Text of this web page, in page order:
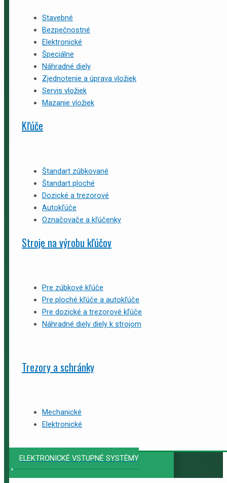
Stavebné
Bezpečnostné
Elektronické
Špeciálne
Náhradné diely
Zjednotenie a úprava vložiek
Servis vložiek
Mazanie vložiek
Kľúče
Štandart zúbkované
Štandart ploché
Dozické a trezorové
Autokľúče
Označovače a kľúčenky
Stroje na výrobu kľúčov
Pre zúbkové kľúče
Pre ploché kľúče a autokľúče
Pre dozické a trezorové kľúče
Náhradné diely diely k strojom
Trezory a schránky
Mechanické
Elektronické
ELEKTRONICKÉ VSTUPNÉ SYSTÉMY